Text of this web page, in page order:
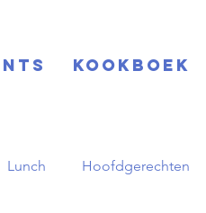
KOOKBOEK
Lunch Hoofdgerechten